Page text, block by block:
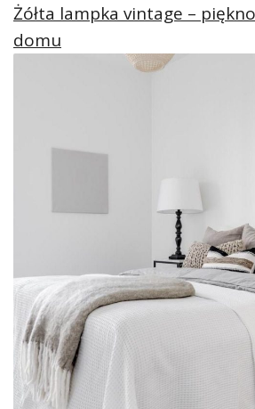
Żółta lampka vintage –
domu